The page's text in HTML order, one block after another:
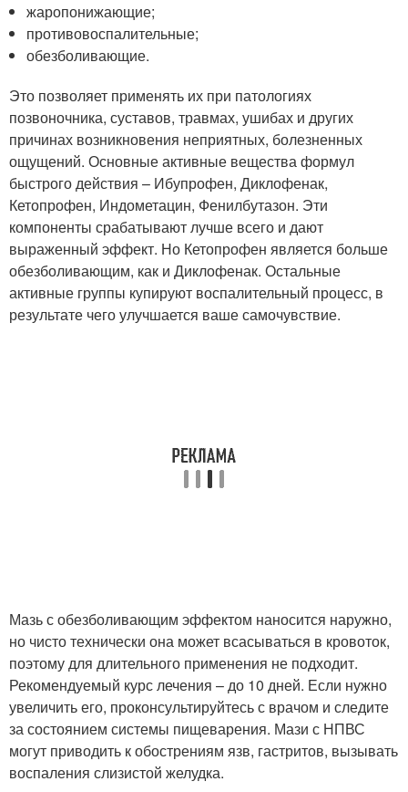
жаропонижающие;
противовоспалительные;
обезболивающие.
Это позволяет применять их при патологиях
позвоночника, суставов, травмах, ушибах и других
причинах возникновения неприятных, болезненных
ощущений. Основные активные вещества формул
быстрого действия – Ибупрофен, Диклофенак,
Кетопрофен, Индометацин, Фенилбутазон. Эти
компоненты срабатывают лучше всего и дают
выраженный эффект. Но Кетопрофен является больше
обезболивающим, как и Диклофенак. Остальные
активные группы купируют воспалительный процесс, в
результате чего улучшается ваше самочувствие.
Мазь с обезболивающим эффектом наносится наружно,
но чисто технически она может всасываться в кровоток,
поэтому для длительного применения не подходит.
Рекомендуемый курс лечения – до 10 дней. Если нужно
увеличить его, проконсультируйтесь с врачом и следите
за состоянием системы пищеварения. Мази с НПВС
могут приводить к обострениям язв, гастритов, вызывать
воспаления слизистой желудка.